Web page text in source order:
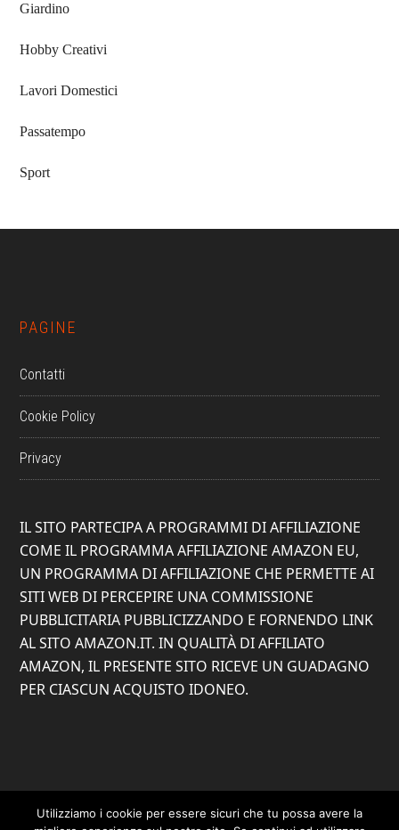
Giardino
Hobby Creativi
Lavori Domestici
Passatempo
Sport
PAGINE
Contatti
Cookie Policy
Privacy
IL SITO PARTECIPA A PROGRAMMI DI AFFILIAZIONE
COME IL PROGRAMMA AFFILIAZIONE AMAZON EU,
UN PROGRAMMA DI AFFILIAZIONE CHE PERMETTE AI
SITI WEB DI PERCEPIRE UNA COMMISSIONE
PUBBLICITARIA PUBBLICIZZANDO E FORNENDO LINK
AL SITO AMAZON.IT. IN QUALITÀ DI AFFILIATO
AMAZON, IL PRESENTE SITO RICEVE UN GUADAGNO
PER CIASCUN ACQUISTO IDONEO.
Utilizziamo i cookie per essere sicuri che tu possa avere la